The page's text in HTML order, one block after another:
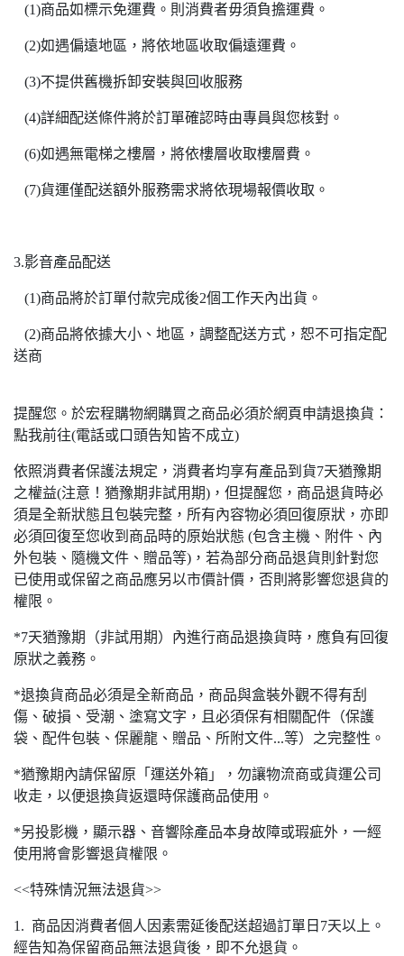
(1)商品如標示免運費。則消費者毋須負擔運費。
(2)如遇偏遠地區，將依地區收取偏遠運費。
(3)不提供舊機拆卸安裝與回收服務
(4)詳細配送條件將於訂單確認時由專員與您核對。
(6)如遇無電梯之樓層，將依樓層收取樓層費。
(7)貨運僅配送額外服務需求將依現場報價收取。
3.影音產品配送
(1)商品將於訂單付款完成後2個工作天內出貨。
(2)商品將依據大小、地區，調整配送方式，恕不可指定配
送商
提醒您。於宏程購物網購買之商品必須於網頁申請退換貨：
點我前往(電話或口頭告知皆不成立)
依照消費者保護法規定，消費者均享有產品到貨7天猶豫期
之權益(注意！猶豫期非試用期)，但提醒您，商品退貨時必
須是全新狀態且包裝完整，所有內容物必須回復原狀，亦即
必須回復至您收到商品時的原始狀態 (包含主機、附件、內
外包裝、隨機文件、贈品等)，若為部分商品退貨則針對您
已使用或保留之商品應另以市價計價，否則將影響您退貨的
權限。
*7天猶豫期（非試用期）內進行商品退換貨時，應負有回復
原狀之義務。
*退換貨商品必須是全新商品，商品與盒裝外觀不得有刮
傷、破損、受潮、塗寫文字，且必須保有相關配件（保護
袋、配件包裝、保麗龍、贈品、所附文件...等）之完整性。
*猶豫期內請保留原「運送外箱」，勿讓物流商或貨運公司
收走，以便退換貨返還時保護商品使用。
*另投影機，顯示器、音響除產品本身故障或瑕疵外，一經
使用將會影響退貨權限。
<<特殊情況無法退貨>>
1. 商品因消費者個人因素需延後配送超過訂單日7天以上。
經告知為保留商品無法退貨後，即不允退貨。